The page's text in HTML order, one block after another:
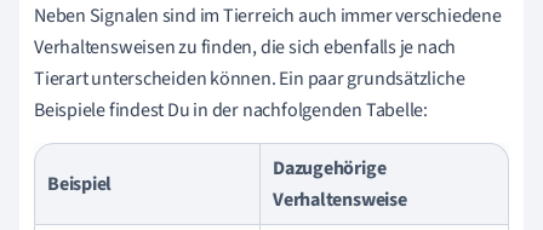
Neben Signalen sind im Tierreich auch immer verschiedene
Verhaltensweisen zu finden, die sich ebenfalls je nach
Tierart unterscheiden können. Ein paargrundsätzliche
Beispiele findest Du in der nachfolgenden Tabelle:
Beispiel
Dazugehörige
Verhaltensweise